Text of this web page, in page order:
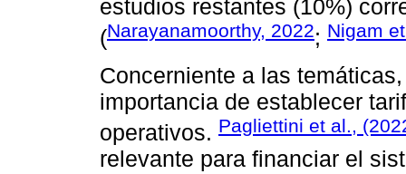
estudios restantes (10%)
(Narayanamoorthy, 2022; Nigam
Concerniente a las
importancia de establecer
operativos. Pagliettini et al.,
relevante para financiar el